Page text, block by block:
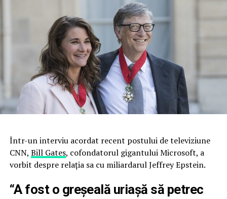
Într-un interviu acordat recent postului de televiziune
CNN, Bill Gates, cofondatorul gigantului Microsoft, a
vorbit despre relaţia sa cu miliardarul Jeffrey Epstein.
“A fost o greșeală uriașă să petrec